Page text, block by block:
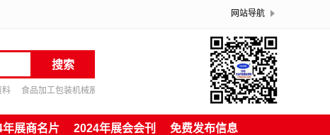
网站导航
搜索
料 食品加工包装机械展资料
年展商名片 2024年展会会刊 免费发布信息